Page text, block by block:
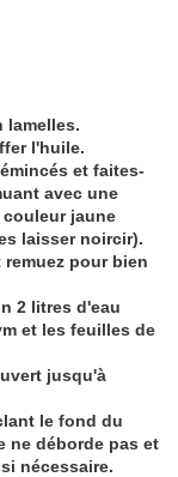
lamelles.
l'huile.
et faites-
avec une
jaune
laisser noircir).
pour bien
2 litres d'eau
et les feuilles de
jusqu'à
le fond du
ne déborde pas et
nécessaire.